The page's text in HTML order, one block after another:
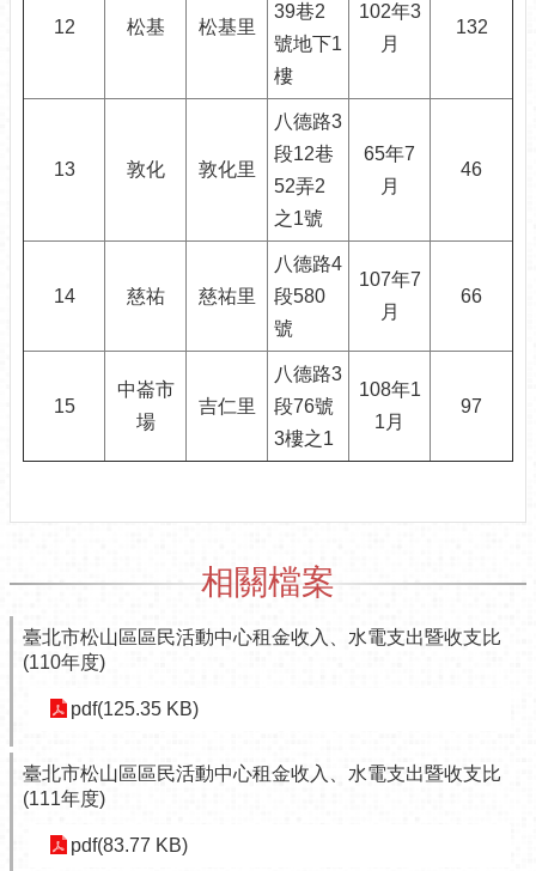
性
業
推
成
果
告
欄
12 松基 松基里
39巷2
號地下1
樓
102年3
月
132
13 敦化 敦化里
八德路3
段12巷
52弄2
之1號
65年7
月
46
14 慈祐 慈祐里
八德路4
段580
號
107年7
月
66
15
中崙市
場
吉仁里
八德路3
段76號
3樓之1
108年1
1月
97
相關檔案
臺北市松山區區民活動中心租金收入、水電支出暨收支比
(110年度)
pdf(125.35 KB)
臺北市松山區區民活動中心租金收入、水電支出暨收支比
(111年度)
pdf(83.77 KB)